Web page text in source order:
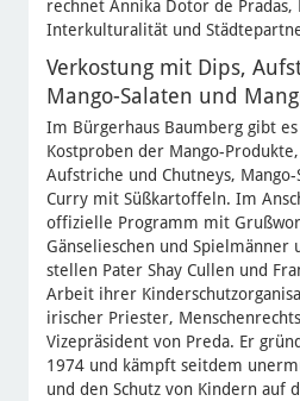
rechnet Annika Dotor de
Interkulturalität und
Verkostung mit Dips,
Mango-Salaten und
Im Bürgerhaus Baumberg gibt
Kostproben der Mango-
Aufstriche und Chutneys,
Curry mit Süßkartoffeln. Im
offizielle Programm mit
Gänselieschen und Spielmänner
stellen Pater Shay Cullen und
Arbeit ihrer
irischer Priester,
Vizepräsident von Preda. Er
1974 und kämpft seitdem
und den Schutz von Kindern auf